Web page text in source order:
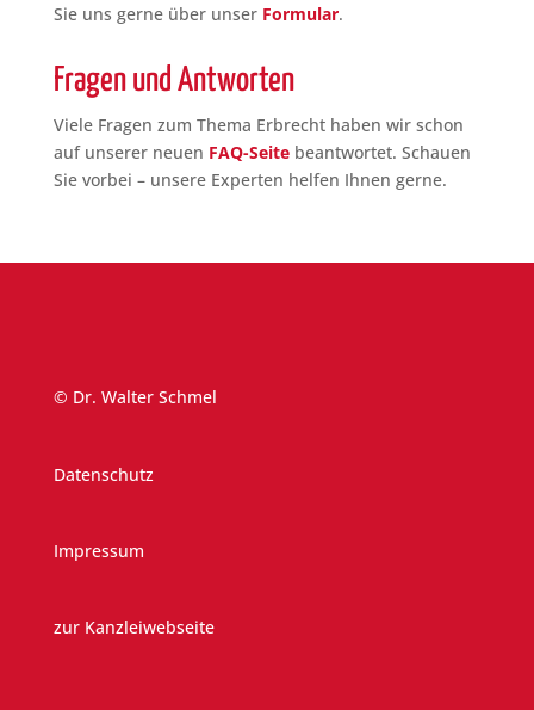
Sie uns gerne über unser Formular.
Fragen und Antworten
Viele Fragen zum Thema Erbrecht haben wir schon
auf unserer neuen FAQ-Seitebeantwortet. Schauen
Sie vorbei – unsere Experten helfen Ihnen gerne.
© Dr. Walter Schmel
Datenschutz
Impressum
zur Kanzleiwebseite